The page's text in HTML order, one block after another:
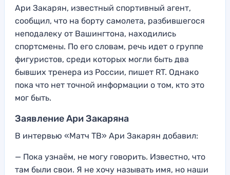
Ари Закарян, известный спортивный агент,
сообщил, что на борту самолета, разбившегося
неподалеку от Вашингтона, находились
спортсмены. По его словам, речь идет о группе
фигуристов, среди которых могли быть два
бывших тренера из России, пишет RT. Однако
пока что нет точной информации о том, кто это
мог быть.
Заявление Ари Закаряна
В интервью «Матч ТВ» Ари Закарян добавил:
— Пока узнаём, не могу говорить. Известно, что
там были свои. Я не хочу называть имя, но наши